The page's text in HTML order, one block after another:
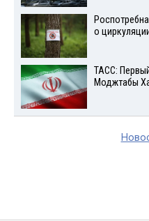
о
ТАСС:
Моджтабы